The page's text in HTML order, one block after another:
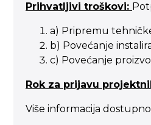
Prihvatljivi troškovi:
a) Pripremu
b) Povećanje
c) Povećanje
Rok za prijavu
Više informacija dostupno